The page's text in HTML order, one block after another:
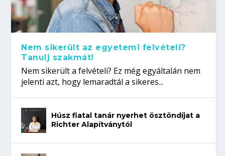
Nem sikerült az egyetemi felvételi?
Tanulj szakmát!
Nem sikerült a felvételi? Ez még egyáltalán nem
jelenti azt, hogy lemaradtál a sikeres...
Húsz fiatal tanár nyerhet ösztöndíjat a
Richter Alapítványtól